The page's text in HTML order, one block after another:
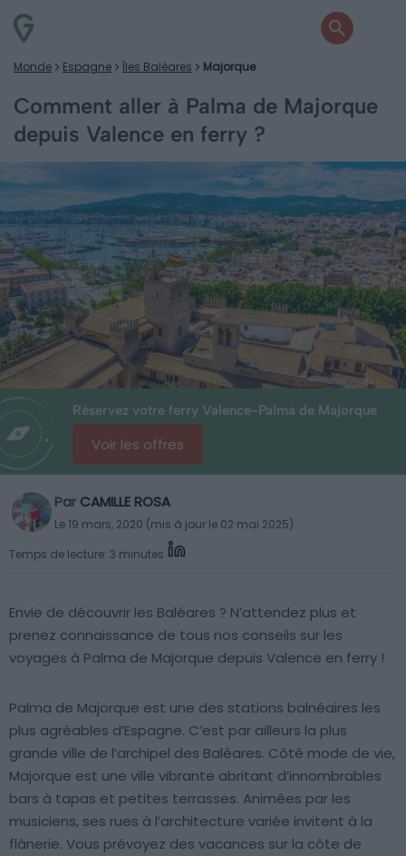
Monde Espagne Îles Baléares Majorque
Comment aller à Palma de Majorque
depuis Valence en ferry ?
Réservez votre ferry Valence-Palma de Majorque
Voir les offres
Par CAMILLE ROSA
Le 19 mars, 2020 (mis à jour le 02 mai 2025)
Temps de lecture: 3 minutes
Envie de découvrir les Baléares ? N’attendez plus et
prenez connaissance de tous nos conseils sur les
voyages à Palma de Majorque depuis Valence en ferry !
Palma de Majorque est une des stations balnéaires les
plus agréables d’Espagne. C’est par ailleurs la plus
grande ville de l’archipel des Baléares. Côté mode de vie,
Majorque est une ville vibrante abritant d’innombrables
bars à tapas et petites terrasses. Animées par les
musiciens, ses rues à l’architecture variée invitent à la
flânerie. Vous prévoyez des vacances sur la côte de